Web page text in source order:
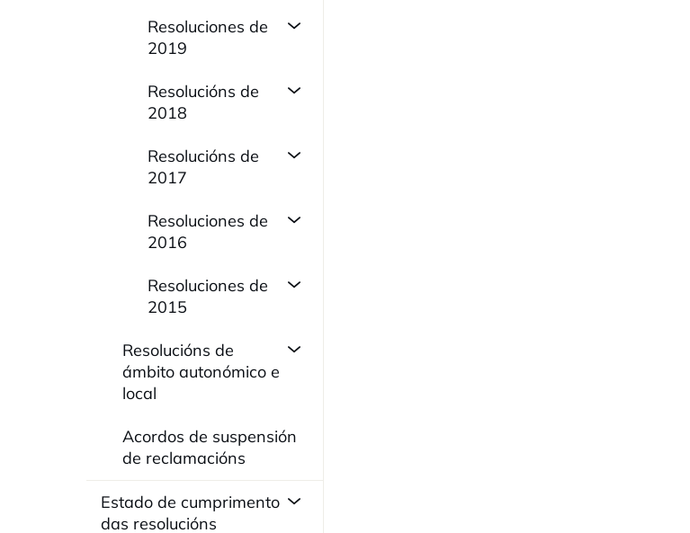
Resoluciones de
2019
Resolucións de
2018
Resolucións de
2017
Resoluciones de
2016
Resoluciones de
2015
Resolucións de
ámbito autonómico e
local
Acordos de suspensión
de reclamacións
Estado de cumprimento
das resolucións